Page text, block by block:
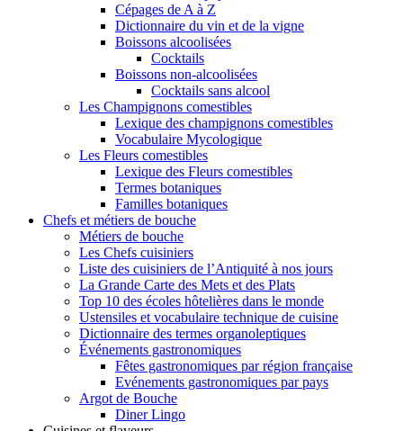
Cépages de A à Z
Dictionnaire du vin et de la vigne
Boissons alcoolisées
Cocktails
Boissons non-alcoolisées
Cocktails sans alcool
Les Champignons comestibles
Lexique des champignons comestibles
Vocabulaire Mycologique
Les Fleurs comestibles
Lexique des Fleurs comestibles
Termes botaniques
Familles botaniques
Chefs et métiers de bouche
Métiers de bouche
Les Chefs cuisiniers
Liste des cuisiniers de l’Antiquité à nos jours
La Grande Carte des Mets et des Plats
Top 10 des écoles hôtelières dans le monde
Ustensiles et vocabulaire technique de cuisine
Dictionnaire des termes organoleptiques
Événements gastronomiques
Fêtes gastronomiques par région française
Evénements gastronomiques par pays
Argot de Bouche
Diner Lingo